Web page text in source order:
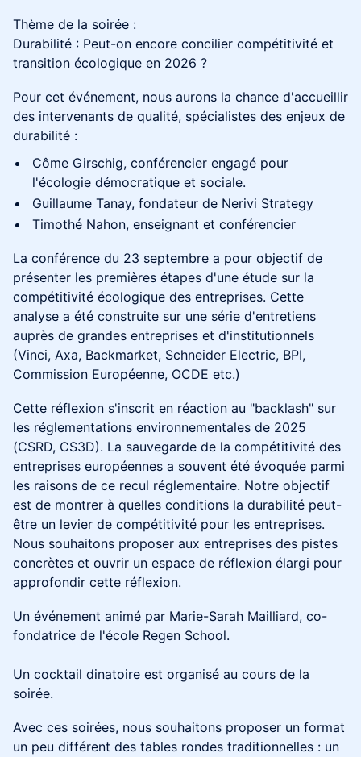
Thème de la soirée :
Durabilité : Peut-on encore concilier compétitivité et
transition écologique en 2026 ?
Pour cet événement, nous aurons la chance d'accueillir
des intervenants de qualité, spécialistes des enjeux de
durabilité :
Côme Girschig, conférencier engagé pour
l'écologie démocratique et sociale.
Guillaume Tanay, fondateur de Nerivi Strategy
Timothé Nahon, enseignant et conférencier
La conférence du 23 septembre a pour objectif de
présenter les premières étapes d'une étude sur la
compétitivité écologique des entreprises. Cette
analyse a été construite sur une série d'entretiens
auprès de grandes entreprises et d'institutionnels
(Vinci, Axa, Backmarket, Schneider Electric, BPI,
Commission Européenne, OCDE etc.)
Cette réflexion s'inscrit en réaction au "backlash" sur
les réglementations environnementales de 2025
(CSRD, CS3D). La sauvegarde de la compétitivité des
entreprises européennes a souvent été évoquée parmi
les raisons de ce recul réglementaire. Notre objectif
est de montrer à quelles conditions la durabilité peut-
être un levier de compétitivité pour les entreprises.
Nous souhaitons proposer aux entreprises des pistes
concrètes et ouvrir un espace de réflexion élargi pour
approfondir cette réflexion.
Un événement animé par Marie-Sarah Mailliard, co-
fondatrice de l'école Regen School.
Un cocktail dinatoire est organisé au cours de la
soirée.
Avec ces soirées, nous souhaitons proposer un format
un peu différent des tables rondes traditionnelles : un